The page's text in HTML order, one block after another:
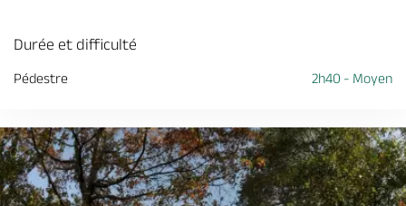
Durée et difficulté
Pédestre 2h40 - Moyen